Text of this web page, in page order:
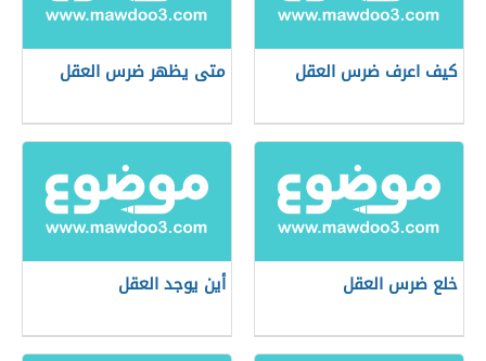
كيف اعرف ضرس العقل متى يظهر ضرس العقل
خلع ضرس العقل أين يوجد العقل